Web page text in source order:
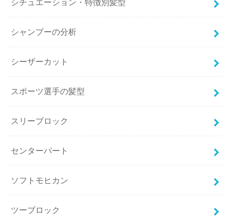
シチュエーション・特徴別髪型
シャンプーの分析
シーザーカット
スポーツ選手の髪型
スリーブロック
センターパート
ソフトモヒカン
ツーブロック